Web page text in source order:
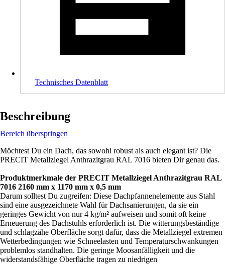
Technisches Datenblatt
Beschreibung
Bereich überspringen
Möchtest Du ein Dach, das sowohl robust als auch elegant ist? Die
PRECIT Metallziegel Anthrazitgrau RAL 7016 bieten Dir genau das.
Produktmerkmale der PRECIT Metallziegel Anthrazitgrau RAL
7016 2160 mm x 1170 mm x 0,5 mm
Darum solltest Du zugreifen: Diese Dachpfannenelemente aus Stahl
sind eine ausgezeichnete Wahl für Dachsanierungen, da sie ein
geringes Gewicht von nur 4 kg/m² aufweisen und somit oft keine
Erneuerung des Dachstuhls erforderlich ist. Die witterungsbeständige
und schlagzähe Oberfläche sorgt dafür, dass die Metallziegel extremen
Wetterbedingungen wie Schneelasten und Temperaturschwankungen
problemlos standhalten. Die geringe Moosanfälligkeit und die
widerstandsfähige Oberfläche tragen zu niedrigen